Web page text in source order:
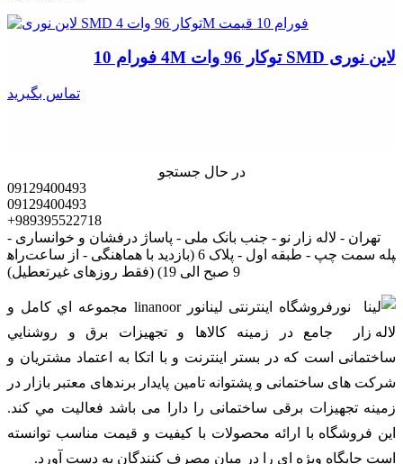
لاین نوری SMD توکار 96 وات 4M فورام 10
تماس بگیرید
در حال جستجو
09129400493
09129400493
+989395522718
تهران - لاله زار نو - جنب بانک ملی - پاساژ درفشان و خوانساری -
راه‎پله سمت چپ - طبقه اول - پلاک 6 (بازدید با هماهنگی - از ساعت
9 صبح الی 19) (فقط روزهای غیرتعطیل)
فروشگاه اینترنتی لینانور linanoor مجموعه اي کامل و
جامع در زمينه کالاها و تجهيزات برق و روشنايي
ساختمانی است که در بستر اينترنت و با اتکا به اعتماد مشتریان و
شرکت های ساختمانی و پشتوانه تامین پایدار برندهای معتبر بازار در
زمینه تجهیزات برقی ساختمانی را دارا می باشد فعالیت مي کند.
اين فروشگاه با ارائه محصولات با کيفيت و قيمت مناسب توانسته
است جايگاه ويژه اي را در ميان مصرف کنندگان به دست آورد.